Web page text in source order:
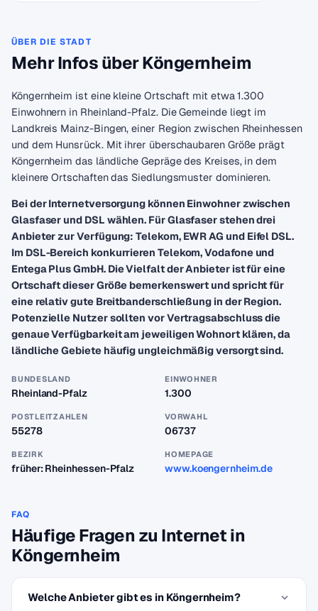
ÜBER DIE STADT
Mehr Infos über Köngernheim
Köngernheim ist eine kleine Ortschaft mit etwa 1.300
Einwohnern in Rheinland-Pfalz. Die Gemeinde liegt im
Landkreis Mainz-Bingen, einer Region zwischen Rheinhessen
und dem Hunsrück. Mit ihrer überschaubaren Größe prägt
Köngernheim das ländliche Gepräge des Kreises, in dem
kleinere Ortschaften das Siedlungsmuster dominieren.
Bei der Internetversorgung können Einwohner zwischen
Glasfaser und DSL wählen. Für Glasfaser stehen drei
Anbieter zur Verfügung: Telekom, EWR AG und Eifel DSL.
Im DSL-Bereich konkurrieren Telekom, Vodafone und
Entega Plus GmbH. Die Vielfalt der Anbieter ist für eine
Ortschaft dieser Größe bemerkenswert und spricht für
eine relativ gute Breitbanderschließung in der Region.
Potenzielle Nutzer sollten vor Vertragsabschluss die
genaue Verfügbarkeit am jeweiligen Wohnort klären, da
ländliche Gebiete häufig ungleichmäßig versorgt sind.
BUNDESLAND
Rheinland-Pfalz
EINWOHNER
1.300
POSTLEITZAHLEN
55278
VORWAHL
06737
BEZIRK
früher: Rheinhessen-Pfalz
HOMEPAGE
www.koengernheim.de
FAQ
Häufige Fragen zu Internet in
Köngernheim
Welche Anbieter gibt es in Köngernheim?